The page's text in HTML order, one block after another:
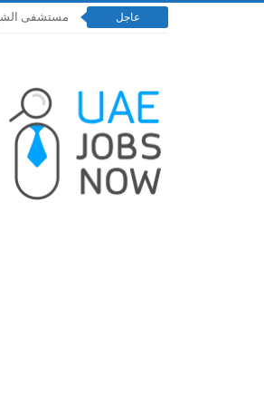
عاجل مستشفى الشيخ